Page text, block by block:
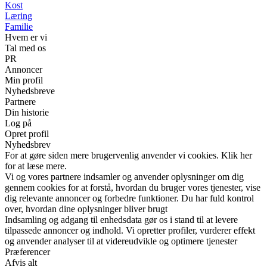
Kost
Læring
Familie
Hvem er vi
Tal med os
PR
Annoncer
Min profil
Nyhedsbreve
Partnere
Din historie
Log på
Opret profil
Nyhedsbrev
For at gøre siden mere brugervenlig anvender vi cookies. Klik her
for at læse mere.
Vi og vores partnere indsamler og anvender oplysninger om dig
gennem cookies for at forstå, hvordan du bruger vores tjenester, vise
dig relevante annoncer og forbedre funktioner. Du har fuld kontrol
over, hvordan dine oplysninger bliver brugt
Indsamling og adgang til enhedsdata gør os i stand til at levere
tilpassede annoncer og indhold. Vi opretter profiler, vurderer effekt
og anvender analyser til at videreudvikle og optimere tjenester
Præferencer
Afvis alt